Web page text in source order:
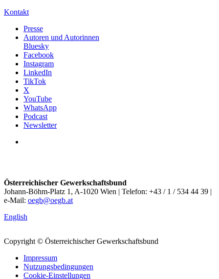
Kontakt
Presse
Autoren und Autorinnen
Bluesky
Facebook
Instagram
LinkedIn
TikTok
X
YouTube
WhatsApp
Podcast
Newsletter
Österreichischer Gewerkschaftsbund
Johann-Böhm-Platz 1, A-1020 Wien | Telefon: +43 / 1 / 534 44 39 |
e-Mail: oegb@oegb.at
English
Copyright © Österreichischer Gewerkschaftsbund
Impressum
Nutzungsbedingungen
Cookie-Einstellungen